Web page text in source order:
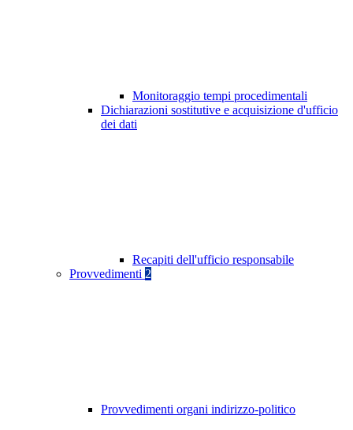
Monitoraggio tempi procedimentali
Dichiarazioni sostitutive e acquisizione d'ufficio
dei dati
Recapiti dell'ufficio responsabile
Provvedimenti 2
Provvedimenti organi indirizzo-politico